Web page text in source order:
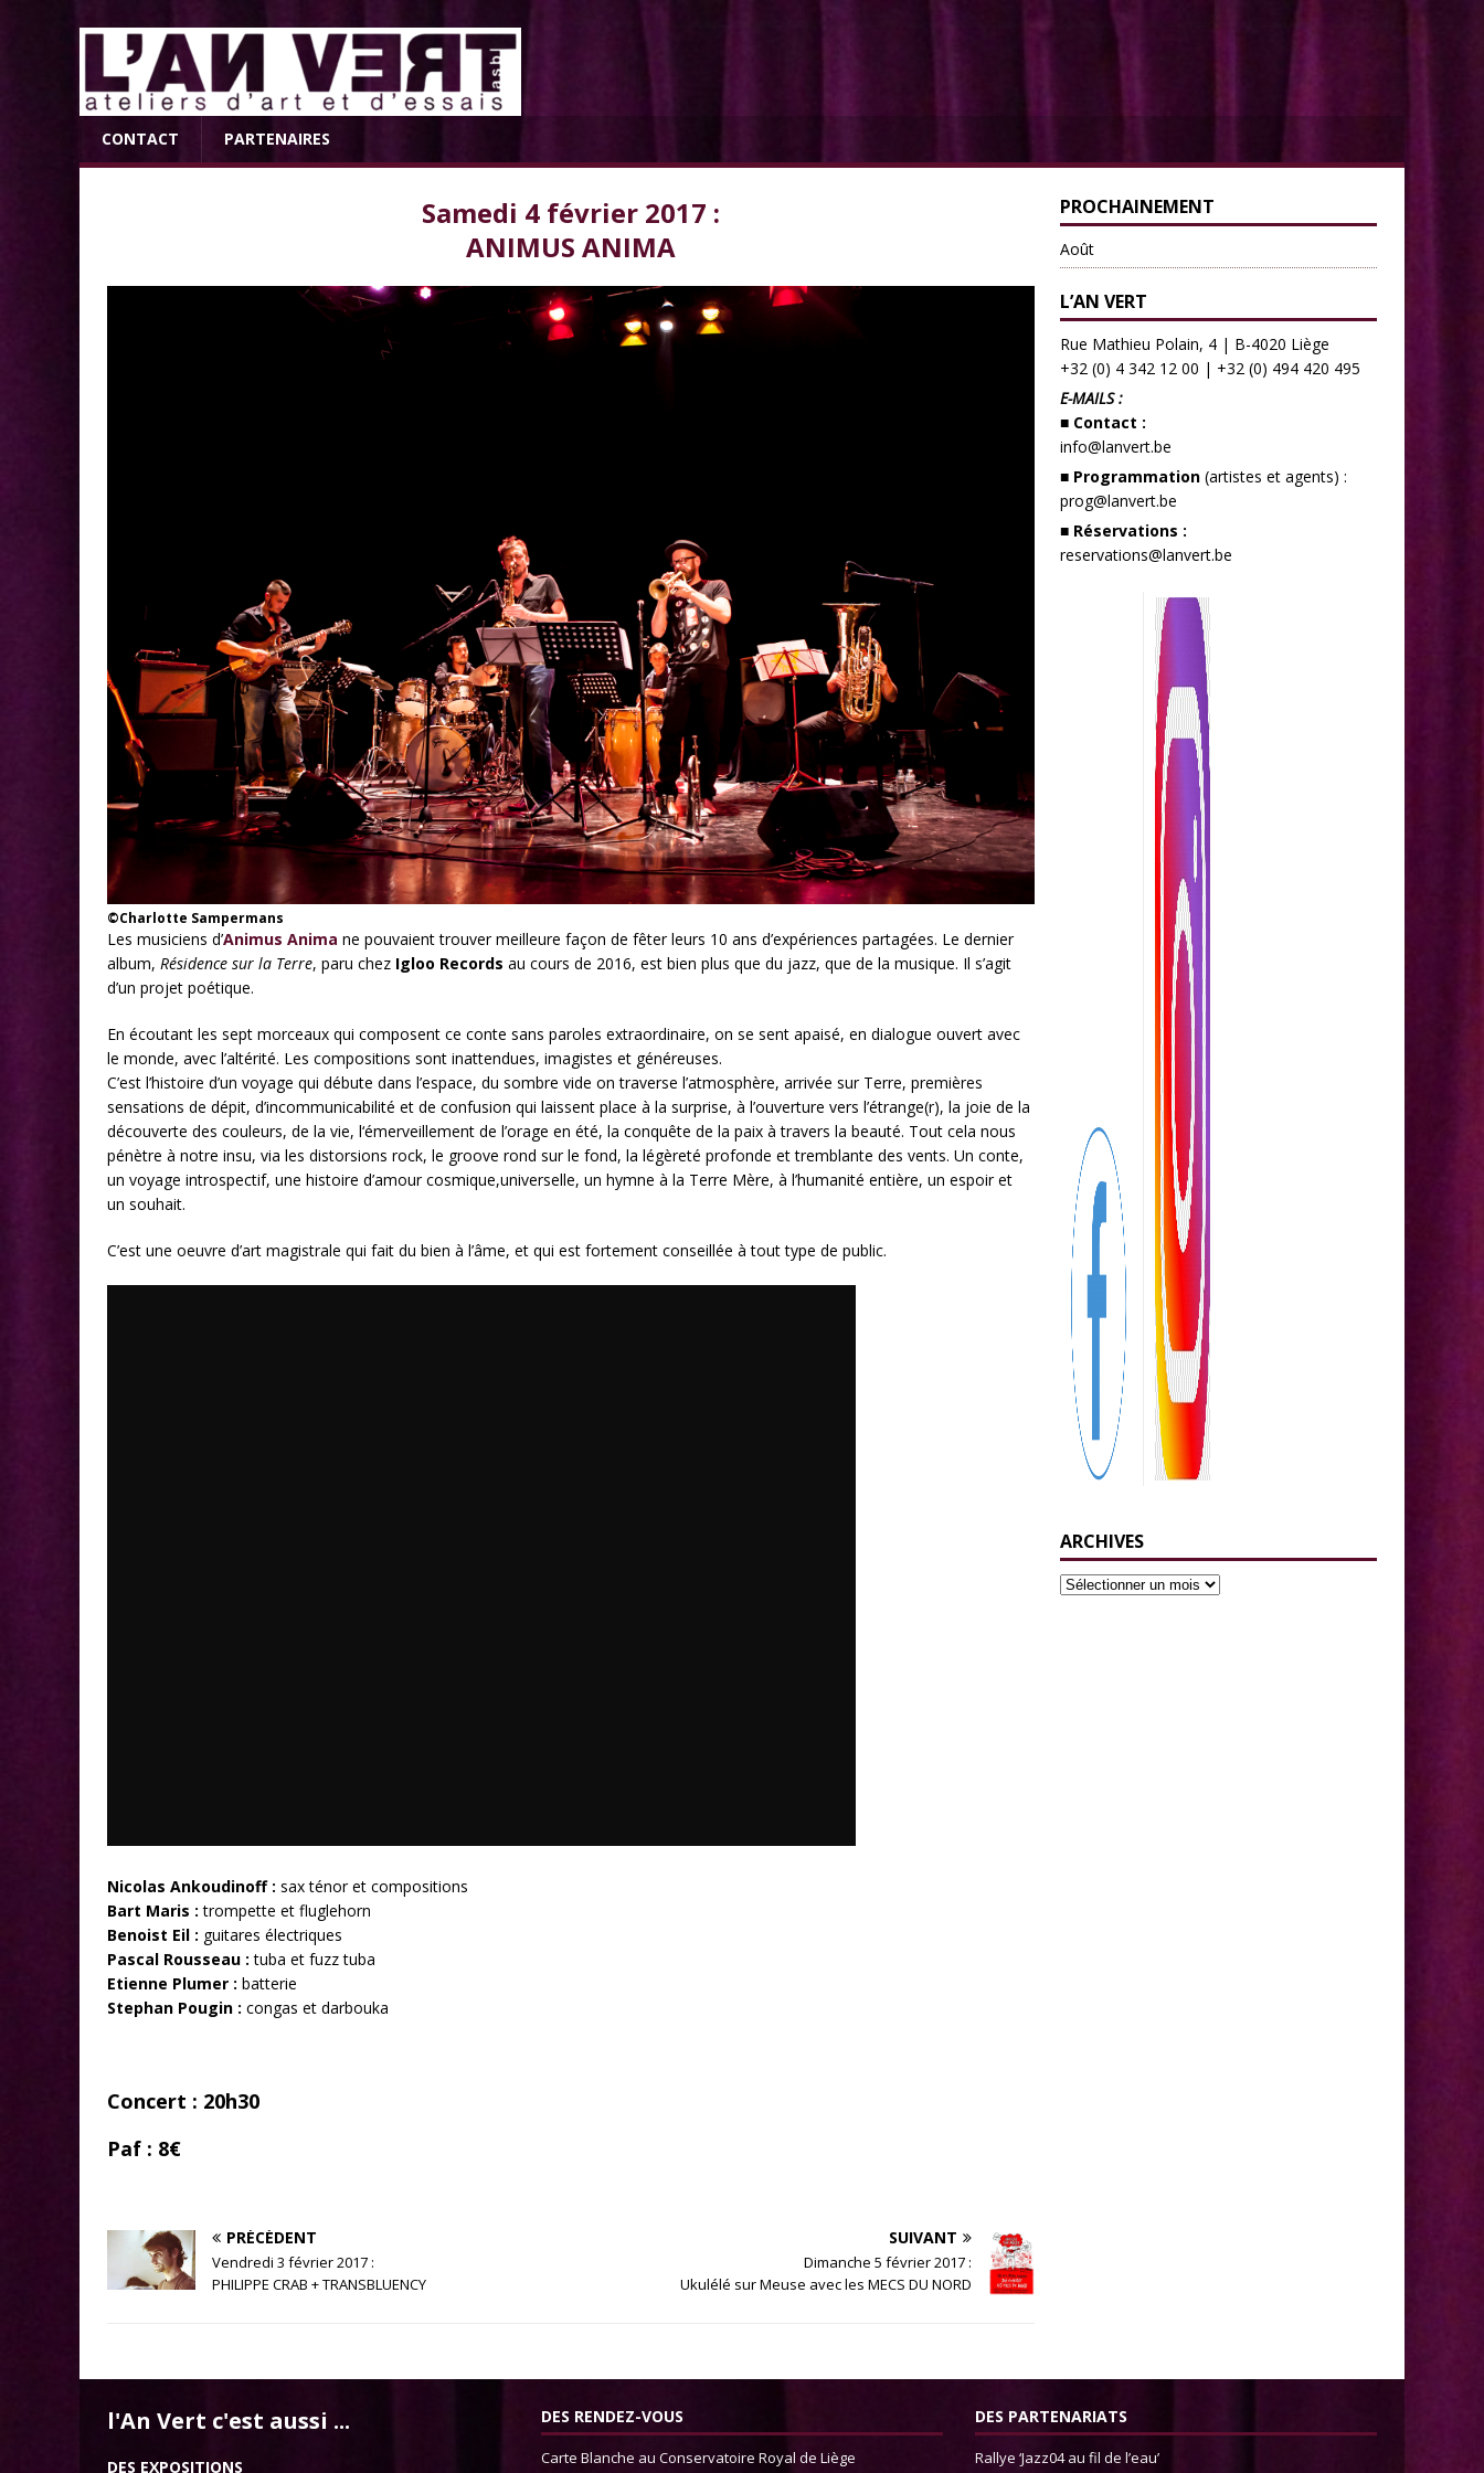
CONTACT PARTENAIRES
Samedi 4 février 2017 :
ANIMUS ANIMA
©Charlotte Sampermans
Les musiciens d’Animus Anima ne pouvaient trouver meilleure façon de fêter leurs 10 ans d’expériences partagées. Le dernier
album, Résidence sur la Terre, paru chez Igloo Records au cours de 2016, est bien plus que du jazz, que de la musique. Il s’agit
d’un projet poétique.
En écoutant les sept morceaux qui composent ce conte sans paroles extraordinaire, on se sent apaisé, en dialogue ouvert avec
le monde, avec l’altérité. Les compositions sont inattendues, imagistes et généreuses.
C’est l’histoire d’un voyage qui débute dans l’espace, du sombre vide on traverse l’atmosphère, arrivée sur Terre, premières
sensations de dépit, d’incommunicabilité et de confusion qui laissent place à la surprise, à l’ouverture vers l’étrange(r), la joie de la
découverte des couleurs, de la vie, l‘émerveillement de l’orage en été, la conquête de la paix à travers la beauté. Tout cela nous
pénètre à notre insu, via les distorsions rock, le groove rond sur le fond, la légèreté profonde et tremblante des vents. Un conte,
un voyage introspectif, une histoire d’amour cosmique,universelle, un hymne à la Terre Mère, à l’humanité entière, un espoir et
un souhait.
C’est une oeuvre d’art magistrale qui fait du bien à l’âme, et qui est fortement conseillée à tout type de public.
Nicolas Ankoudinoff : sax ténor et compositions
Bart Maris : trompette et fluglehorn
Benoist Eil : guitares électriques
Pascal Rousseau : tuba et fuzz tuba
Etienne Plumer : batterie
Stephan Pougin : congas et darbouka
Concert : 20h30
Paf : 8€
PRÉCÉDENT
Vendredi 3 février 2017 :
PHILIPPE CRAB + TRANSBLUENCY
SUIVANT
Dimanche 5 février 2017 :
Ukulélé sur Meuse avec les MECS DU NORD
PROCHAINEMENT
Août
L’AN VERT
Rue Mathieu Polain, 4 | B-4020 Liège
+32 (0) 4 342 12 00 | +32 (0) 494 420 495
E-MAILS :
■ Contact :
info@lanvert.be
■ Programmation(artistes et agents) :
prog@lanvert.be
■ Réservations :
reservations@lanvert.be
ARCHIVES
l'An Vert c'est aussi ...
DES EXPOSITIONS
DES RENDEZ-VOUS
Carte Blanche au Conservatoire Royal de Liège
DES PARTENARIATS
Rallye ‘Jazz04 au fil de l’eau’